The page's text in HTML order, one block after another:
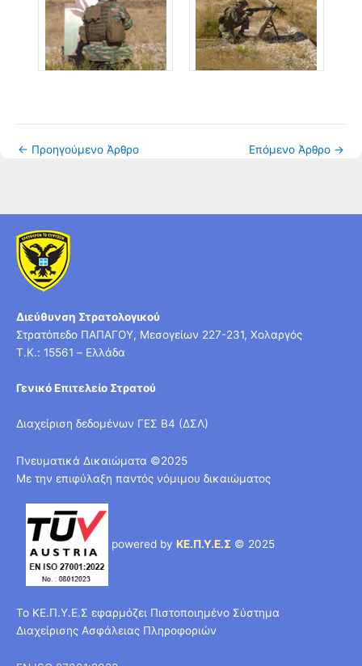
← Προηγούμενο Άρθρο Επόμενο Άρθρο →
Διεύθυνση Στρατολογικού
Στρατόπεδο ΠΑΠΑΓΟΥ, Μεσογείων 227-231, Χολαργός
T.K.: 15561 – Ελλάδα
Γενικό Επιτελείο Στρατού
Διαχείριση δεδομένων ΓΕΣ Β4 (ΔΣΛ)
Πνευματικά Δικαιώματα ©2025
Με την επιφύλαξη παντός νόμιμου δικαιώματος
powered by ΚΕ.Π.Υ.Ε.Σ © 2025
Το ΚΕ.Π.Υ.Ε.Σ εφαρμόζει Πιστοποιημένο Σύστημα
Διαχείρισης Ασφάλειας Πληροφοριών